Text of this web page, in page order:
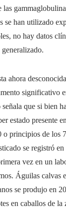
las
se han utilizado
no hay datos
generalizado.
ahora
significativo
que si bien
estado presente
o principios de los
se registró
vez en un
Águilas calvas
se produjo en
en caballos de la